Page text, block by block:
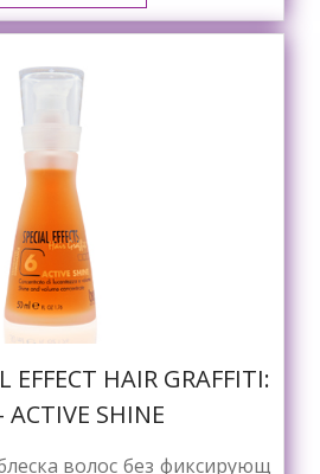
HAIR GRAFFITI:
SHINE
волос без фиксирующ